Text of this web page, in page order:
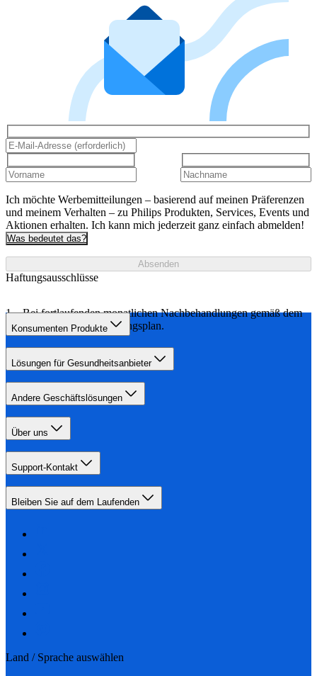
Ich möchte Werbemitteilungen – basierend auf meinen Präferenzen
und meinem Verhalten – zu Philips Produkten, Services, Events und
Aktionen erhalten. Ich kann mich jederzeit ganz einfach abmelden!
Was bedeutet das?
Absenden
Haftungsausschlüsse
Bei fortlaufenden monatlichen Nachbehandlungen gemäß dem
empfohlenen Behandlungsplan.
Konsumenten Produkte
Lösungen für Gesundheitsanbieter
Andere Geschäftslösungen
Über uns
Support-Kontakt
Bleiben Sie auf dem Laufenden
Land / Sprache auswählen